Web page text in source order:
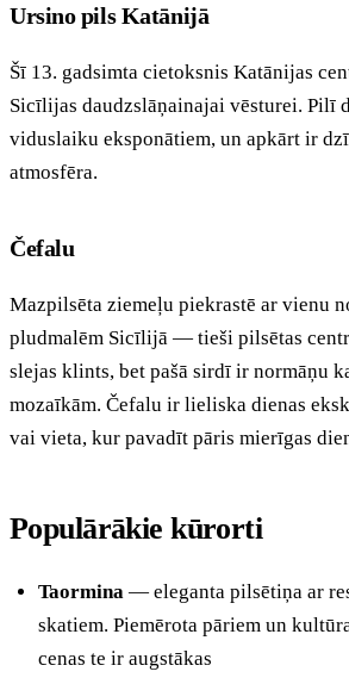
Ursino pils Katānijā
Šī 13. gadsimta cietoksnis Katānijas
Sicīlijas daudzslāņainajai vēsturei. Pilī
viduslaiku eksponātiem, un apkārt ir
atmosfēra.
Čefalu
Mazpilsēta ziemeļu piekrastē ar vienu
pludmalēm Sicīlijā — tieši pilsētas
slejas klints, bet pašā sirdī ir normāņu
mozaīkām. Čefalu ir lieliska dienas
vai vieta, kur pavadīt pāris mierīgas
Populārākie kūrorti
Taormina — eleganta pilsētiņa ar
skatiem. Piemērota pāriem un
cenas te ir augstākas